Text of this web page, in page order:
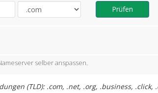
Prüfen
selber anspassen.
(TLD): .com, .net, .org, .business, .click,